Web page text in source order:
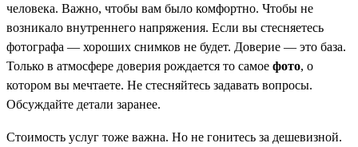
человека. Важно, чтобы вам было комфортно. Чтобы не
возникало внутреннего напряжения. Если вы стесняетесь
фотографа — хороших снимков не будет. Доверие — это база.
Только в атмосфере доверия рождается то самое фото, о
котором вы мечтаете. Не стесняйтесь задавать вопросы.
Обсуждайте детали заранее.
Стоимость услуг тоже важна. Но не гонитесь за дешевизной.